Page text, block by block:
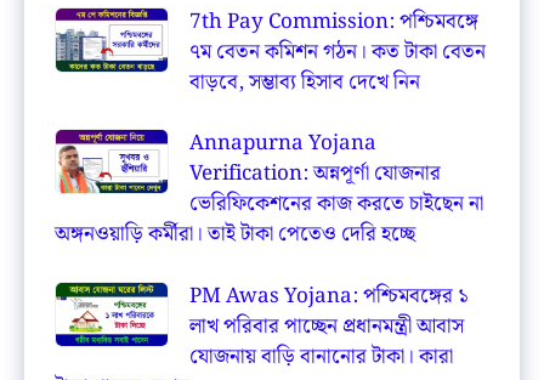
7th Pay Commission: পশ্চিমবঙ্গে
৭ম বেতন কমিশন গঠন। কত টাকা বেতন
বাড়বে, সম্ভাব্য হিসাব দেখে নিন
Annapurna Yojana
Verification: অন্নপূর্ণা যোজনার
ভেরিফিকেশনের কাজ করতে চাইছেন না
অঙ্গনওয়াড়ি কর্মীরা। তাই টাকা পেতেও দেরি হচ্ছে
PM Awas Yojana: পশ্চিমবঙ্গের ১
লাখ পরিবার পাচ্ছেন প্রধানমন্ত্রী আবাস
যোজনায় বাড়ি বানানোর টাকা। কারা